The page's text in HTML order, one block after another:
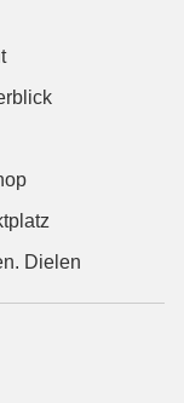
Dielen